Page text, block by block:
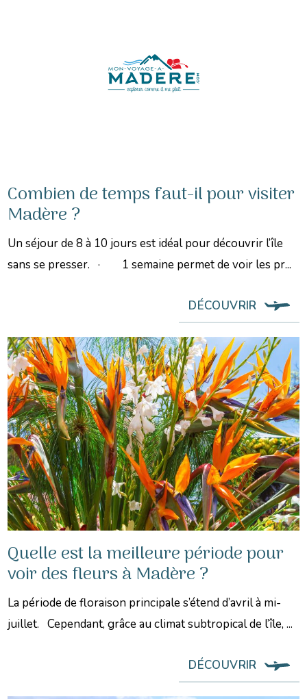
Combien de temps faut-il pour visiter
Madère ?
Un séjour de 8 à 10 jours est idéal pour découvrir l’île
sans se presser. · 1 semaine permet de voir les pr...
DÉCOUVRIR
Quelle est la meilleure période pour
voir des fleurs à Madère ?
La période de floraison principale s’étend d’avril à mi-
juillet. Cependant, grâce au climat subtropical de l’île, ...
DÉCOUVRIR